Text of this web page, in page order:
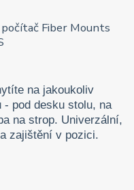
na jakoukoliv
- pod desku stolu, na
na strop. Univerzální,
zajištění v pozici.